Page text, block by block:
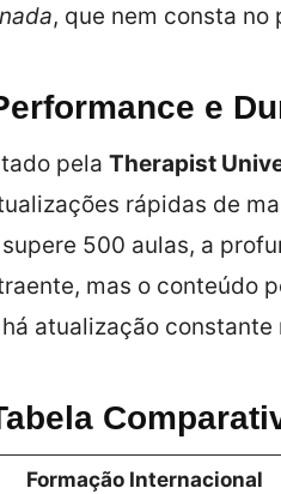
, que nem consta no
e
pela Therapist
rápidas de
500 aulas, a
mas o conteúdo
atualização
Formação Internacional